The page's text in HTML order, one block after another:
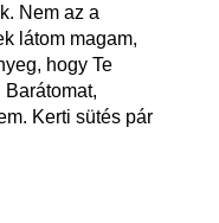
Nem az a
látom magam,
hogy Te
Kerti sütés pár